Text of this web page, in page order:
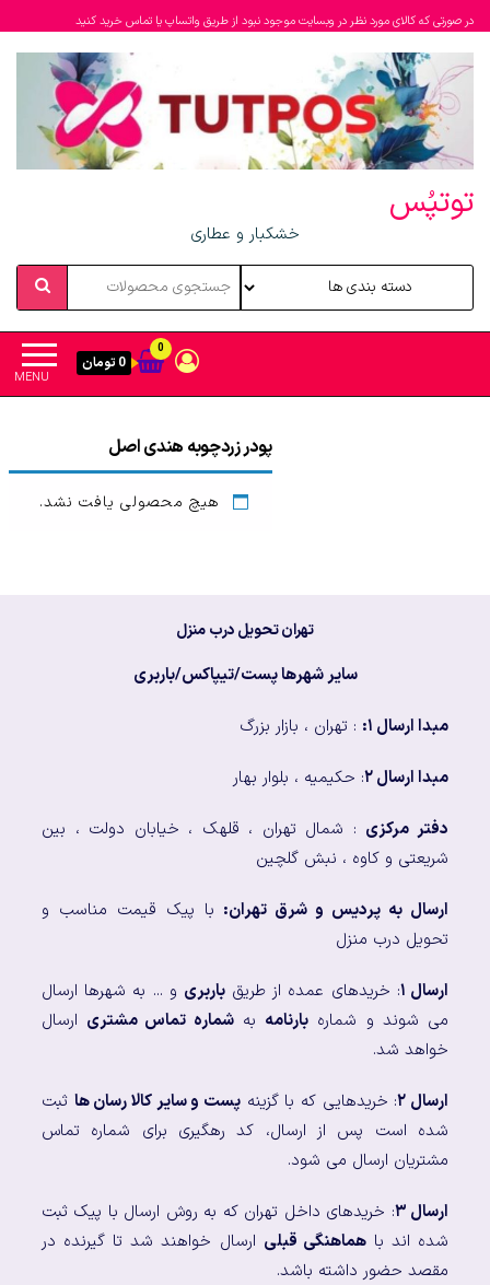
در صورتی که کالای مورد نظر در وبسایت موجود نبود از طریق واتساپ یا تماس خرید کنید
توتپُس
خشکبار و عطاری
MENU
0
0 تومان
پودر زردچوبه هندی اصل
هیچ محصولی یافت نشد.
تهران تحویل درب منزل
سایر شهرها پست/تیپاکس/باربری
مبدا ارسال ۱: : تهران ، بازار بزرگ
مبدا ارسال ۲ : حکیمیه ، بلوار بهار
دفتر مرکزی : شمال تهران ، قلهک ، خیابان دولت ، بین
شریعتی و کاوه ، نبش گلچین
ارسال به پردیس و شرق تهران: با پیک قیمت مناسب و
تحویل درب منزل
ارسال ۱ : خریدهای عمده از طریقباربری و ... به شهرها ارسال
می شوند و شماره بارنامه بهشماره تماس مشتری ارسال
خواهد شد.
ارسال ۲ : خریدهایی که با گزینه پست و سایر کالا رسان ها ثبت
شده است پس از ارسال، کد رهگیری برای شماره تماس
مشتریان ارسال می شود.
ارسال ۳
: خریدهای داخل تهران که به روش ارسال با پیک ثبت
شده اند باهماهنگی قبلی ارسال خواهند شد تا گیرنده در
مقصد حضور داشته باشد.